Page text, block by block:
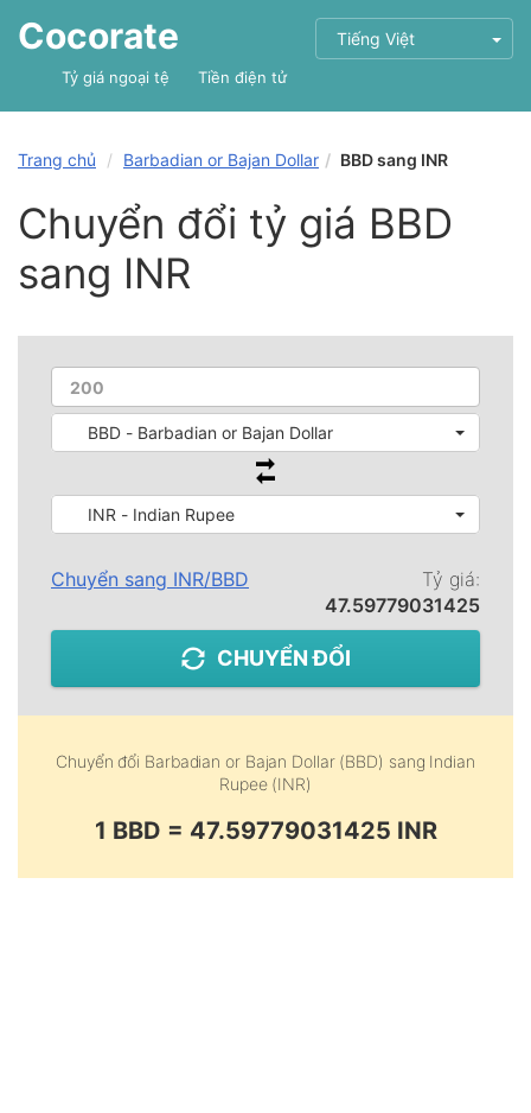
Cocorate Tiếng Việt
Tỷ giá ngoại tệ Tiền điện tử
Trang chủ Barbadian or Bajan Dollar BBD sang INR
Chuyển đổi tỷ giá BBD
sang INR
BBD - Barbadian or Bajan Dollar
INR - Indian Rupee
Chuyển sang INR/BBD
Tỷ giá:
47.59779031425
CHUYỂN ĐỔI
Chuyển đổi Barbadian or Bajan Dollar (BBD) sang Indian
Rupee (INR)
1 BBD = 47.59779031425 INR